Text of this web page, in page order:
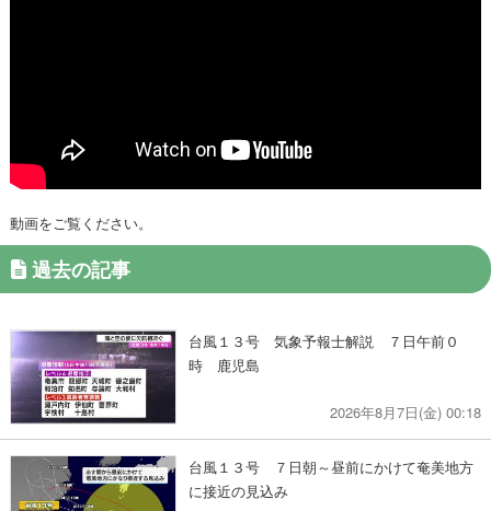
動画をご覧ください。
過去の記事
台風１３号 気象予報士解説 ７日午前０
時 鹿児島
2026年8月7日(金) 00:18
台風１３号 ７日朝～昼前にかけて奄美地方
に接近の見込み